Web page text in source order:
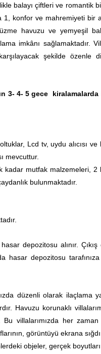
balayı çiftleri ve romantik
1, konfor ve mahremiyeti bir
havuzu ve yemyeşil
imkânı sağlamaktadır.
şekilde özenle
3- 4- 5 gece kiralamalarda
Lcd tv, uydu alıcısı ve
mevcuttur.
kadar mutfak malzemeleri, 2
bulunmaktadır.
hasar depozitosu alınır. Çıkış
hasar depozitosu
düzenli olarak ilaçlama
Havuzu korunaklı
villalarımızda her
görüntüyü ekrana
objeler, gerçek